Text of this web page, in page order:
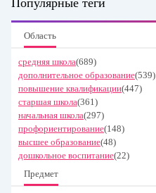
Популярные теги
Область
средняя школа(689)
дополнительное образование(539)
повышение квалификации(447)
старшая школа(361)
начальная школа(297)
профориентирование(148)
высшее образование(48)
дошкольное воспитание(22)
Предмет